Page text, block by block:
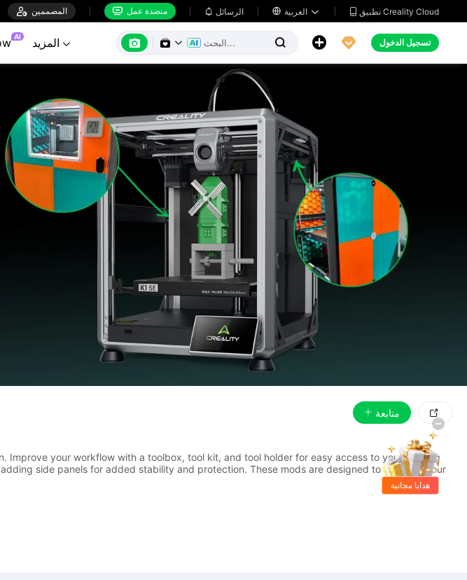
 المصممين  منضدة عمل  الرسائل    تطبيق Creality Cloud
AI
      تسجيل الدخول
متابعة 
Improve your workflow with a toolbox, tool kit, and tool holder for easy access to your printing
side panels for added stability and protection. These mods are designed to optimize your
هدايا مجانية